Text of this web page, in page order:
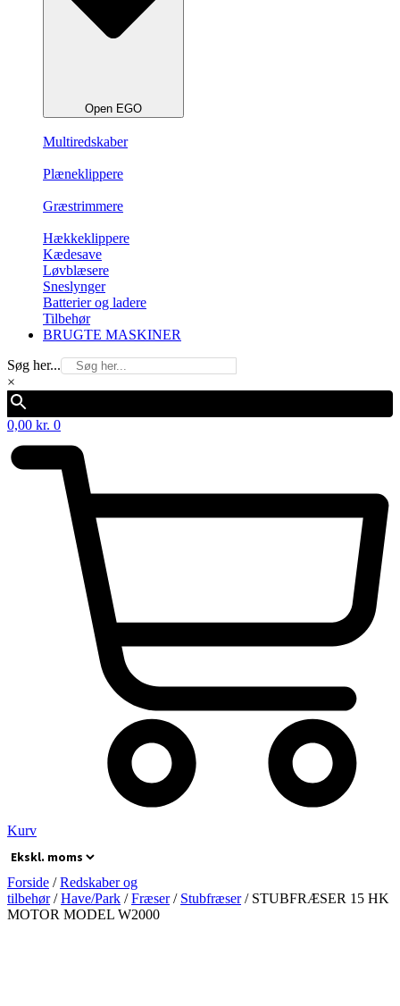
Open EGO
Multiredskaber
Plæneklippere
Græstrimmere
Hækkeklippere
Kædesave
Løvblæsere
Sneslynger
Batterier og ladere
Tilbehør
BRUGTE MASKINER
Søg her...
×
0,00 kr. 0
Kurv
Forside /Redskaber og
tilbehør/Have/Park /Fræser/ Stubfræser/ STUBFRÆSER 15 HK
MOTOR MODEL W2000